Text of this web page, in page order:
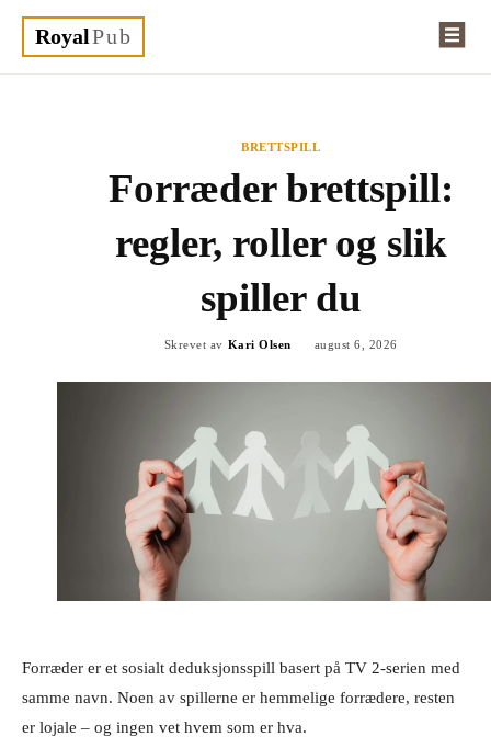
RoyalPub
BRETTSPILL
Forræder brettspill:
regler, roller og slik
spiller du
Skrevet av Kari Olsen august 6, 2026
Forræder er et sosialt deduksjonsspill basert på TV 2-serien med
samme navn. Noen av spillerne er hemmelige forrædere, resten
er lojale – og ingen vet hvem som er hva.